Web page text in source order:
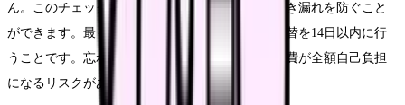
ん。このチェックリストに沿って進めれば、手続き漏れを防ぐこと
ができます。最も重要なのは健康保険と年金の切替を14日以内に行
うことです。忘れると無保険期間が発生し、医療費が全額自己負担
になるリスクがあります。